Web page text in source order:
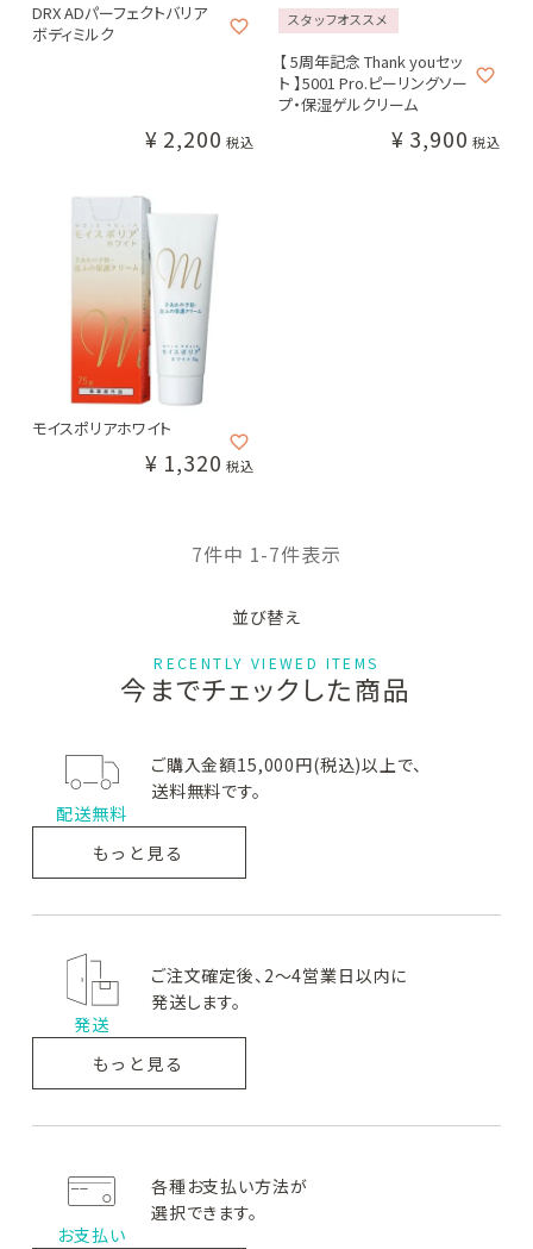
NAVISION DR
スキンヘルス
PLUS RESTORE®プラス
リストア
GAUDISKIN ガウディスキ Lov me Touch
タッチ
5001プロ 日本ケミファ 日本ケミファ solarDソーラーディー
BASIC CARE AZ
GRAFA グラファ PROFAプルーファ
なつこクリニックについて
お買い物ガイド
お問い合わせ
DRX ADパーフェクトバリア
ボディミルク
¥ 2,200 税込
スタッフオススメ
【 5周年記念 Thank youセッ
ト 】5001 Pro.ピーリングソー
プ・保湿ゲルクリーム
¥ 3,900 税込
モイスポリアホワイト
¥ 1,320 税込
並び替え
7件中 1-7件表示
RECENTLY VIEWED ITEMS
今までチェックした商品
配送無料
ご購入金額15,000円(税込)以上で、
送料無料です。
もっと見る
発送
ご注文確定後、2～4営業日以内に
発送します。
もっと見る
お支払い
各種お支払い方法が
選択できます。